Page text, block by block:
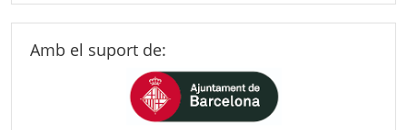
Amb el suport de: